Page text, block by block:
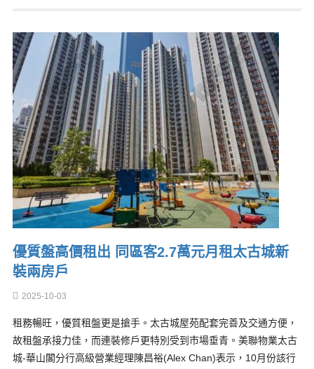
優質盤高價租出 同區客2.7萬元月租太古城新
裝兩房戶
2025-10-03
租務暢旺，優質租盤更是搶手。太古城屋苑配套完善及交通方便，
故租盤承接力佳，而連裝修戶更特別受到市場垂青。美聯物業太古
城-華山閣分行高級營業經理陳昌裕(Alex Chan)表示，10月份該行